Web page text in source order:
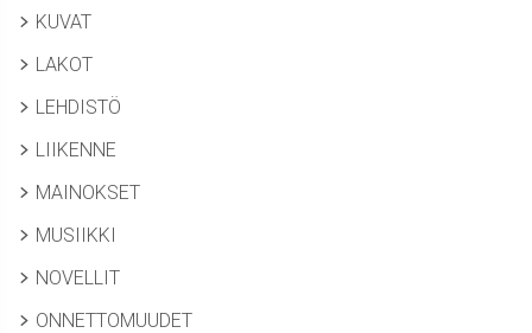
KUVAT
LAKOT
LEHDISTÖ
LIIKENNE
MAINOKSET
MUSIIKKI
NOVELLIT
ONNETTOMUUDET